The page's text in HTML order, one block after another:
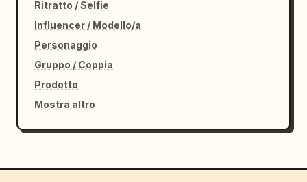
Ritratto / Selfie
Influencer / Modello/a
Personaggio
Gruppo / Coppia
Prodotto
Mostra altro